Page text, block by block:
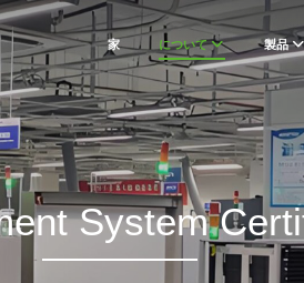
家 について 製品
System